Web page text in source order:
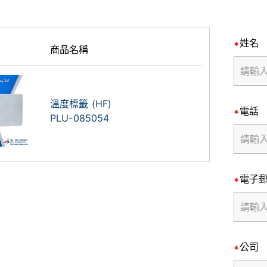
商品名稱
溫度標籤 (HF)
PLU-085054
姓名
電話
電子
公司